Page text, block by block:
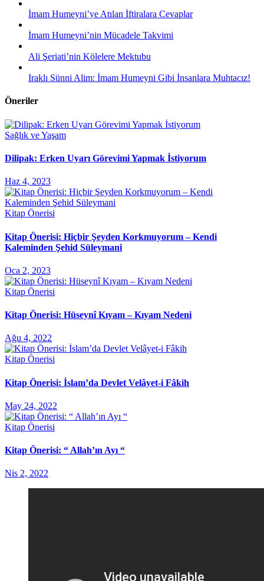
İmam Humeyni’ye Atılan İftiralara Cevaplar
İmam Humeyni’nin Mücadele Takvimi
Ali Şeriati’nin Kölelere Mektubu
Iraklı Sünni Alim: İmam Humeyni Gibi İnsanlara Muhtacız!
Öneriler
Sağlık ve Yaşam
Dilipak: Erken Uyarı Görevimi Yapmak İstiyorum
Haz 4, 2023
Kitap Önerisi
Kitap Önerisi: Hiçbir Şeyden Korkmuyorum – Kendi
Kaleminden Şehid Süleymani
Oca 2, 2023
Kitap Önerisi
Kitap Önerisi: Hüseynî Kıyam – Kıyam Nedeni
Ağu 4, 2022
Kitap Önerisi
Kitap Önerisi: İslam’da Devlet Velâyet-i Fâkih
May 24, 2022
Kitap Önerisi
Kitap Önerisi: “ Allah’ın Ayı “
Nis 2, 2022